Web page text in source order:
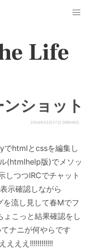
Life
ショット
2004年03月27日 09時49分
でhtmlとcssを編集し
(htmlhelp版)でメソッ
しつつIRCでチャット
示確認しながら
流し見して春Mでフ
こっと結果確認をし
ナニが何やらです
えええ!!!!!!!!!!!!